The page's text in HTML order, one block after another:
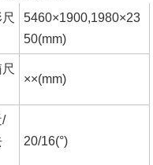
5460×1900,1980×23
50(mm)
××(mm)
/
20/16(°)